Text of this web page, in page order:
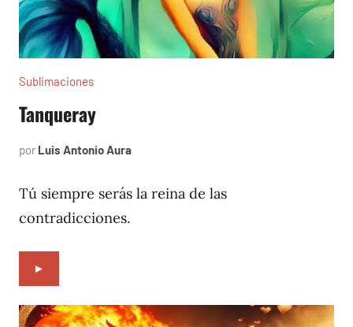
Sublimaciones
Tanqueray
por Luis Antonio Aura
2022
Tú siempre serás la reina de las
contradicciones.
►